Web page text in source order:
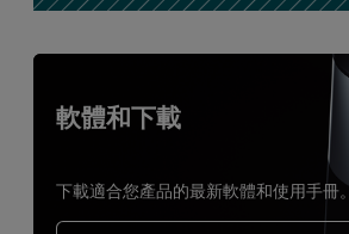
軟體和下載
下載適合您產品的最新軟體和使用手冊